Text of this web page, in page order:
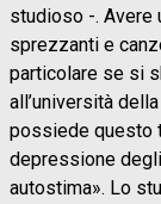
studioso -. Avere
sprezzanti e
particolare se si
all’università
possiede questo
depressione
autostima». Lo